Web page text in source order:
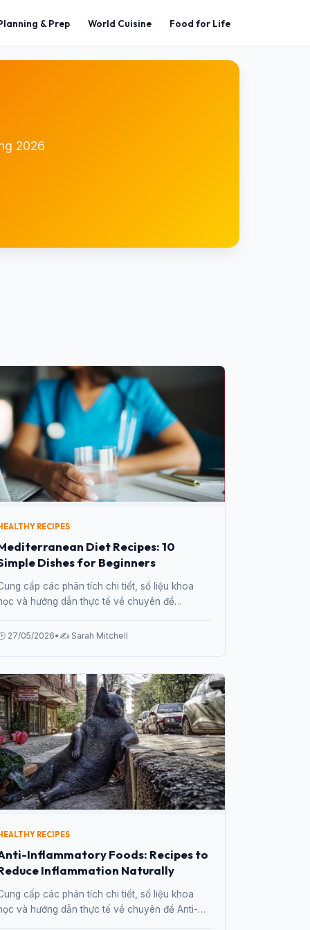
& Prep World Cuisine Food for Life
2026
RECIPES
Diet Recipes: 10
Dishes for Beginners
cấp các phân tích chi tiết, số liệu khoa
và hướng dẫn thực tế về chuyên đề
Beginners từ chuyên gia.
27/05/2026• ✍️ Sarah Mitchell
RECIPES
Inflammatory Foods: Recipes to
Inflammation Naturally
cấp các phân tích chi tiết, số liệu khoa
và hướng dẫn thực tế về chuyên đề Anti-